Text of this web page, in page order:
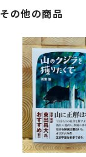
その他の商品